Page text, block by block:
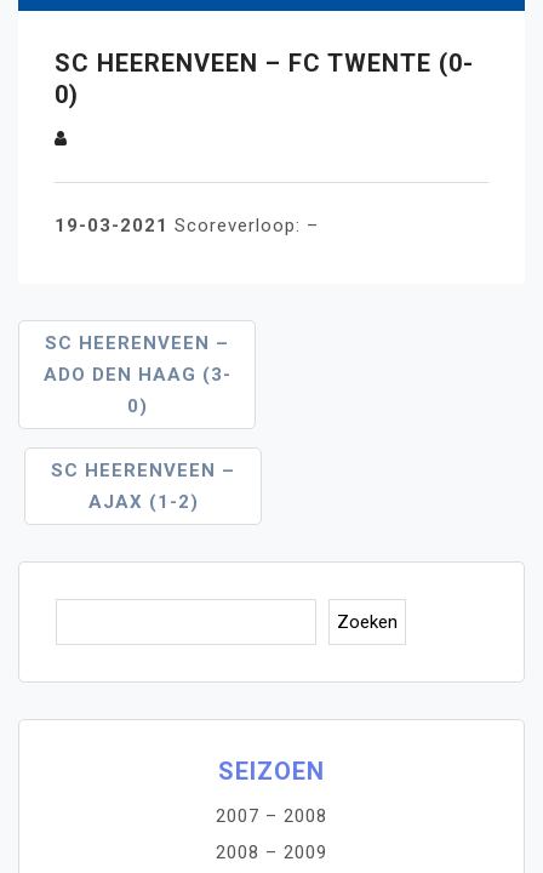
SC HEERENVEEN – FC TWENTE (0-
0)
19-03-2021 Scoreverloop: –
Bericht
Navigatie
SC HEERENVEEN –
ADO DEN HAAG (3-
0)
SC HEERENVEEN –
AJAX (1-2)
Zoeken
SEIZOEN
2007 – 2008
2008 – 2009